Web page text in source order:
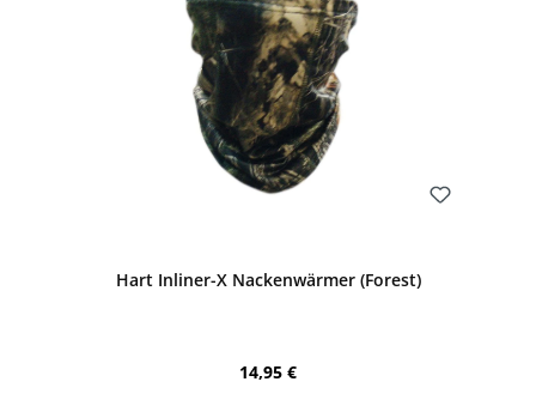
Hart Inliner-X Nackenwärmer (Forest)
Regulärer Preis:
14,95 €